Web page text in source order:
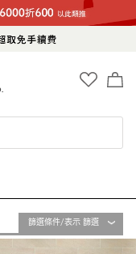
篩選條件/表示 篩選